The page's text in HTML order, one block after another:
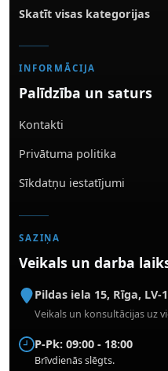
Skatīt visas kategorijas
INFORMĀCIJA
Palīdzība un saturs
Kontakti
Privātuma politika
Sīkdatņu iestatījumi
SAZIŅA
Veikals un darba
Pildas iela 15, Rīga, LV-
Veikals un konsultācijas uz
P-Pk: 09:00 - 18:00
Brīvdienās slēgts.